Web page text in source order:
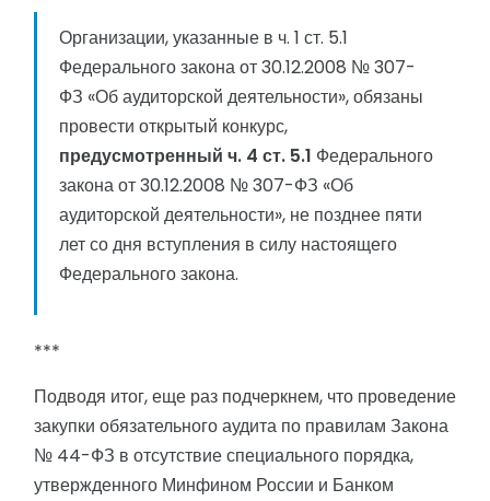
Организации, указанные в ч. 1 ст. 5.1
Федерального закона от 30.12.2008 № 307-
ФЗ «Об аудиторской деятельности», обязаны
провести открытый конкурс,
предусмотренный ч. 4 ст. 5.1 Федерального
закона от 30.12.2008 № 307-ФЗ «Об
аудиторской деятельности», не позднее пяти
лет со дня вступления в силу настоящего
Федерального закона.
***
Подводя итог, еще раз подчеркнем, что проведение
закупки обязательного аудита по правилам Закона
№ 44-ФЗ в отсутствие специального порядка,
утвержденного Минфином России и Банком